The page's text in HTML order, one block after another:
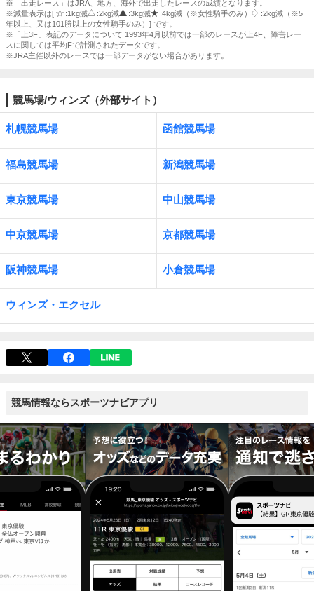
※「出走レース」はJRA、地方、海外で出走したレースの成績となります。
※減量表示は[
:1kg減 :2kg減 :3kg減 :4kg減（※女性騎手のみ）
:2kg減（※5
年以上、又は101勝以上の女性騎手のみ）] です。
※「上3F」表記のデータについて 1993年4月以前では一部のレースが上4F、障害レー
スに関しては平均Fで計測されたデータです。
※JRA主催以外のレースでは一部データがない場合があります。
競馬場/ウィンズ（外部サイト）
札幌競馬場 函館競馬場
福島競馬場 新潟競馬場
東京競馬場 中山競馬場
中京競馬場 京都競馬場
阪神競馬場 小倉競馬場
ウィンズ・エクセル
競馬情報ならスポーツナビアプリ